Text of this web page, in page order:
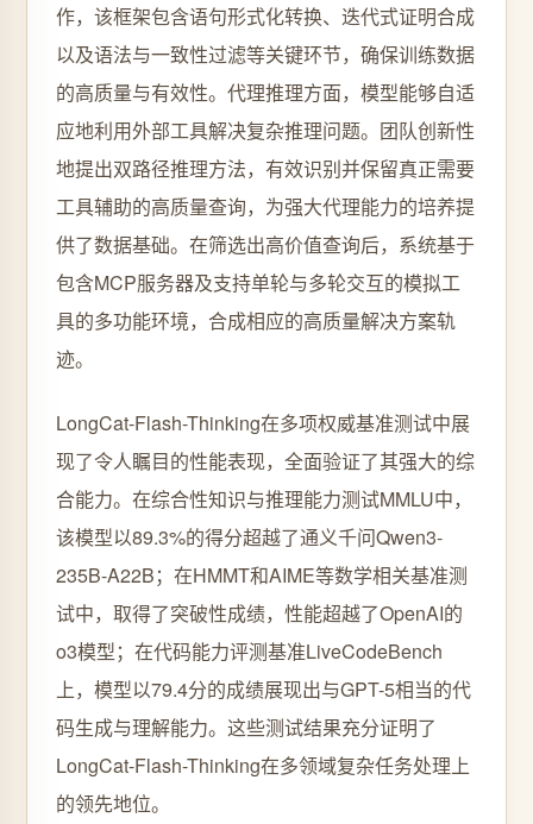
作，该框架包含语句形式化转换、迭代式证明合成
以及语法与一致性过滤等关键环节，确保训练数据
的高质量与有效性。代理推理方面，模型能够自适
应地利用外部工具解决复杂推理问题。团队创新性
地提出双路径推理方法，有效识别并保留真正需要
工具辅助的高质量查询，为强大代理能力的培养提
供了数据基础。在筛选出高价值查询后，系统基于
包含MCP服务器及支持单轮与多轮交互的模拟工
具的多功能环境，合成相应的高质量解决方案轨
迹。
LongCat-Flash-Thinking在多项权威基准测试中展
现了令人瞩目的性能表现，全面验证了其强大的综
合能力。在综合性知识与推理能力测试MMLU中，
该模型以89.3%的得分超越了通义千问Qwen3-
235B-A22B；在HMMT和AIME等数学相关基准测
试中，取得了突破性成绩，性能超越了OpenAI的
o3模型；在代码能力评测基准LiveCodeBench
上，模型以79.4分的成绩展现出与GPT-5相当的代
码生成与理解能力。这些测试结果充分证明了
LongCat-Flash-Thinking在多领域复杂任务处理上
的领先地位。